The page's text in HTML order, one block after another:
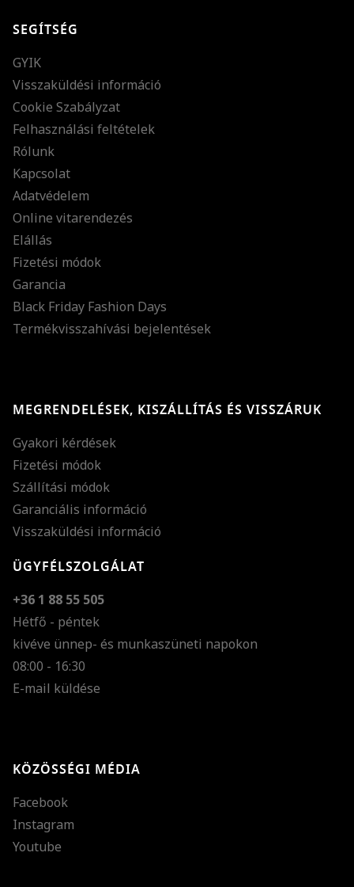
SEGÍTSÉG
GYIK
Visszaküldési információ
Cookie Szabályzat
Felhasználási feltételek
Rólunk
Kapcsolat
Adatvédelem
Online vitarendezés
Elállás
Fizetési módok
Garancia
Black Friday Fashion Days
Termékvisszahívási bejelentések
MEGRENDELÉSEK, KISZÁLLÍTÁS ÉS VISSZÁRUK
Gyakori kérdések
Fizetési módok
Szállítási módok
Garanciális információ
Visszaküldési információ
ÜGYFÉLSZOLGÁLAT
+36 1 88 55 505
Hétfő - péntek
kivéve ünnep- és munkaszüneti napokon
08:00 - 16:30
E-mail küldése
KÖZÖSSÉGI MÉDIA
Facebook
Instagram
Youtube